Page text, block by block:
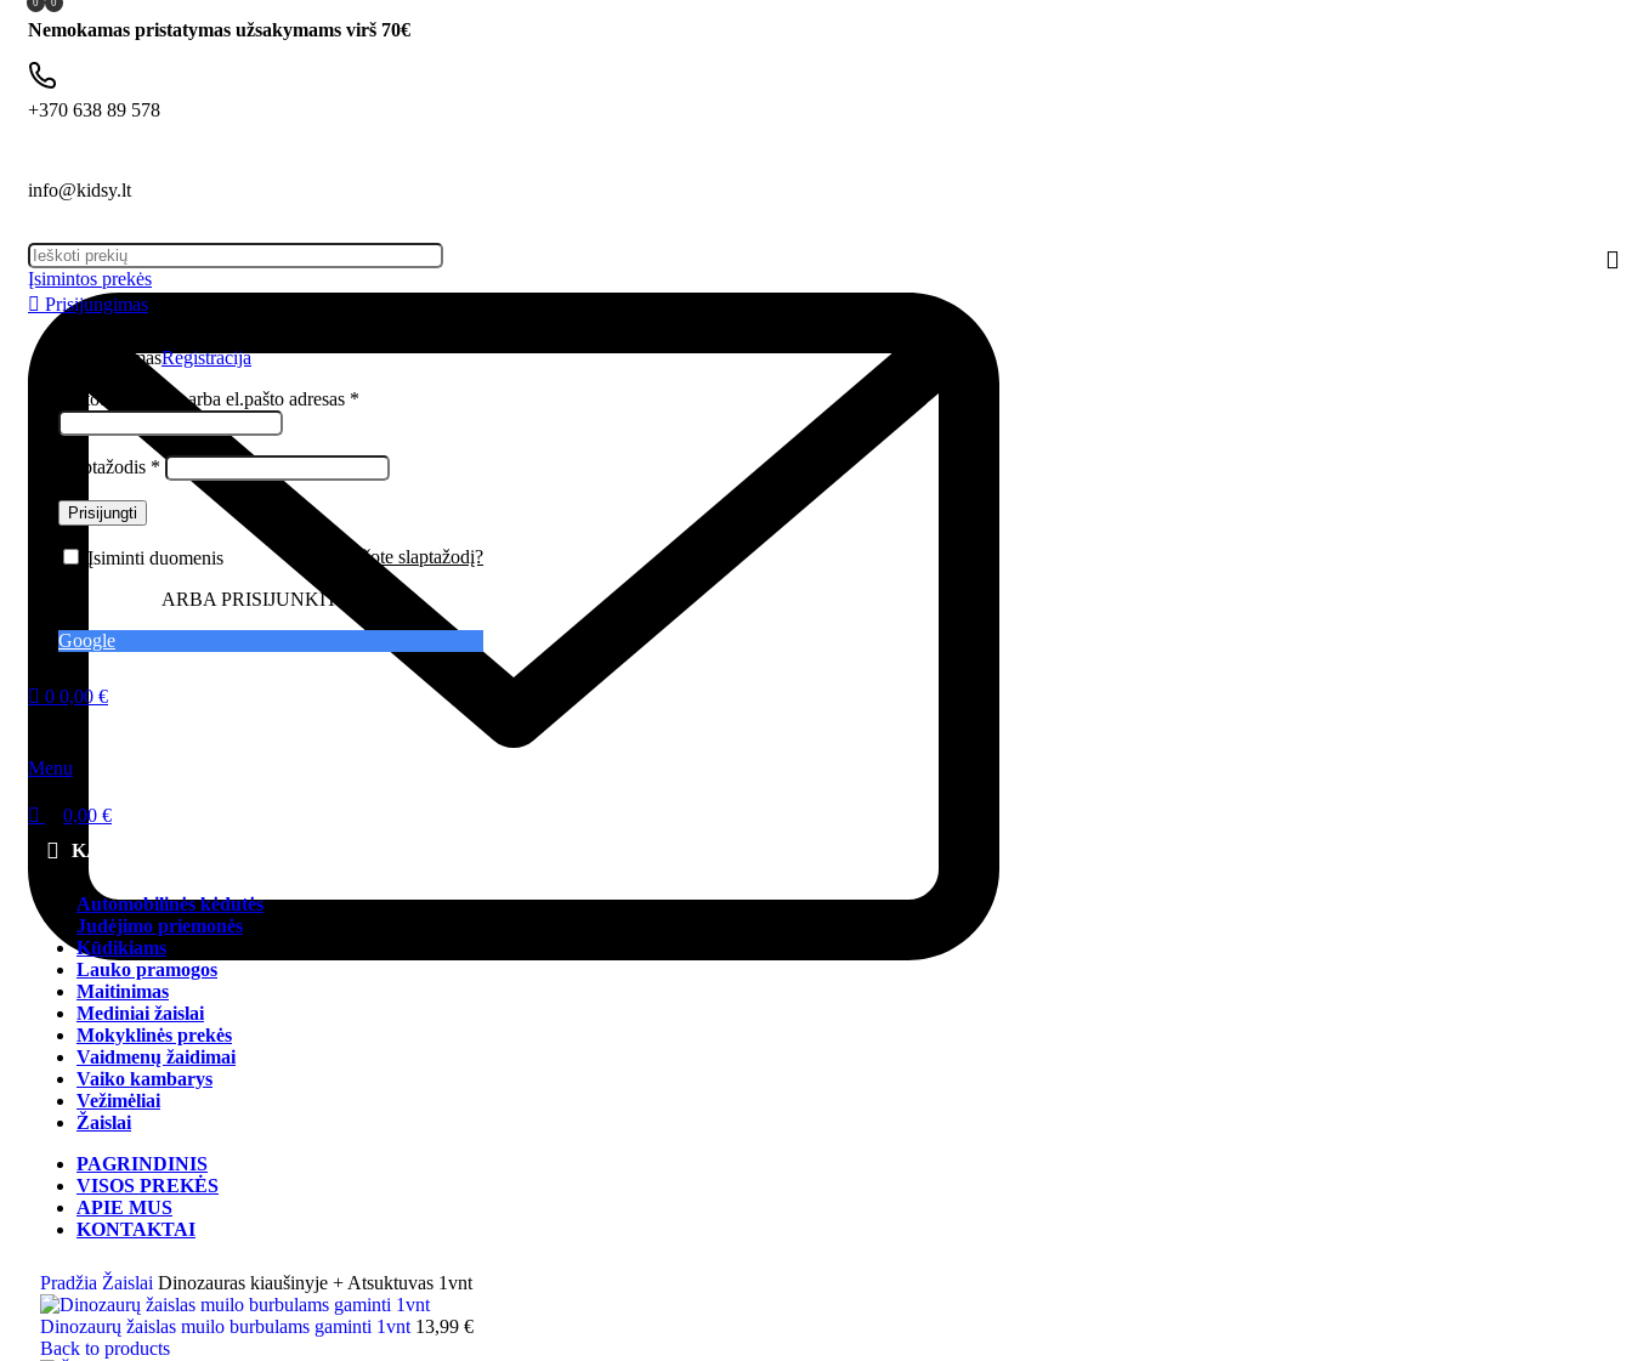
Nemokamas pristatymas užsakymams virš 70€
+370 638 89 578
info@kidsy.lt
Įsimintos prekės
Prisijungimas
PrisijungimasRegistracija
Vartotojo vardas arba el.pašto adresas *
Slaptažodis *
Prisijungti
Pamiršote slaptažodį?
Įsiminti duomenis
ARBA PRISIJUNKITE SU
Google
0 0,00 €
Menu
0
0,00 €
KATEGORIJOS
Automobilinės kėdutės
Judėjimo priemonės
Kūdikiams
Lauko pramogos
Maitinimas
Mediniai žaislai
Mokyklinės prekės
Vaidmenų žaidimai
Vaiko kambarys
Vežimėliai
Žaislai
PAGRINDINIS
VISOS PREKĖS
APIE MUS
KONTAKTAI
Pradžia Žaislai Dinozauras kiaušinyje + Atsuktuvas 1vnt
Dinozaurų žaislas muilo burbulams gaminti 1vnt 13,99 €
Back to products
0